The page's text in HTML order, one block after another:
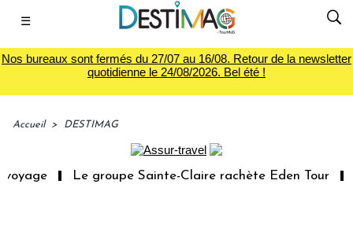
☰
Nos bureaux sont fermés du 27/07 au 16/08. Retour de la newsletter
quotidienne le 24/08/2026. Bel été !
Accueil > DESTIMAG
Le groupe Sainte-Claire rachète Eden Tour